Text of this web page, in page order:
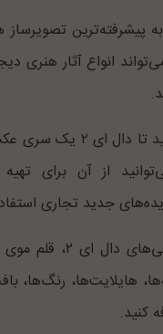
پیشرفته‌ترین
انواع آثار هنری
فقط متن را وارد کنید
از آن برای
جدید تجاری
یکی از بهترین
هایلایت‌ها، رنگ‌ها،
کنید.